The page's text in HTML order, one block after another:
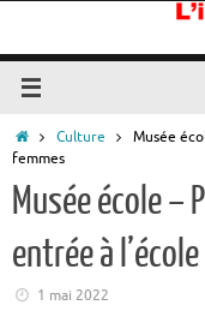
contenu
Accueil
Culture
Musée
femmes
Musée école –
entrée à
1 mai 2022